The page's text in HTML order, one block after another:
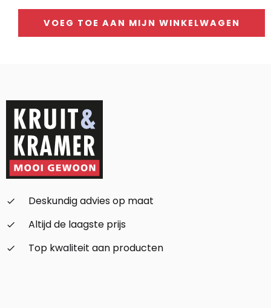
VOEG TOE AAN MIJN WINKELWAGEN
check_small
Deskundig advies op maat
check_small
Altijd de laagste prijs
check_small
Top kwaliteit aan producten